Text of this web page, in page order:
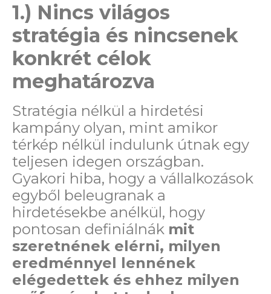
1.) Nincs világos
stratégia és nincsenek
konkrét célok
meghatározva
Stratégia nélkül a hirdetési
kampány olyan, mint amikor
térkép nélkül indulunk útnak egy
teljesen idegen országban.
Gyakori hiba, hogy a vállalkozások
egyből beleugranak a
hirdetésekbe anélkül, hogy
pontosan definiálnák mit
szeretnének elérni, milyen
eredménnyel lennének
elégedettek és ehhez milyen